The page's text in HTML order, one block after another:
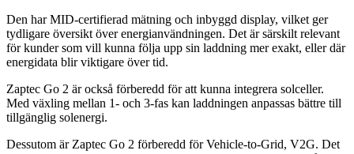
Den har MID-certifierad mätning och inbyggd display, vilket ger
tydligare översikt över energianvändningen. Det är särskilt relevant
för kunder som vill kunna följa upp sin laddning mer exakt, eller där
energidata blir viktigare över tid.
Zaptec Go 2 är också förberedd för att kunna integrera solceller.
Med växling mellan 1- och 3-fas kan laddningen anpassas bättre till
tillgänglig solenergi.
Dessutom är Zaptec Go 2 förberedd för Vehicle-to-Grid, V2G. Det